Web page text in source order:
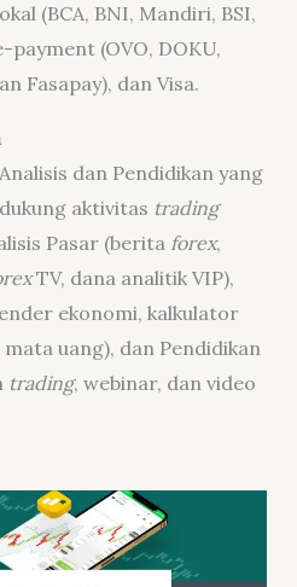
(BCA, BNI, Mandiri, BSI,
payment (OVO, DOKU,
Fasapay), dan Visa.
dan Pendidikan yang
aktivitas trading
Pasar (berita forex,
TV, dana analitik VIP),
ekonomi, kalkulator
uang), dan Pendidikan
trading, webinar, dan video